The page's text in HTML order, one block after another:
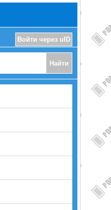
Войти через uID